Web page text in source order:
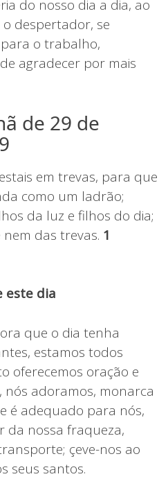
do nosso dia a dia, ao
despertador, se
o trabalho,
agradecer por mais
de 29 de
em trevas, para que
como um ladrão;
da luz e filhos do dia;
das trevas. 1
este dia
que o dia tenha
estamos todos
oferecemos oração e
nós adoramos, monarca
é adequado para nós,
da nossa fraqueza,
çeve-nos ao
seus santos.